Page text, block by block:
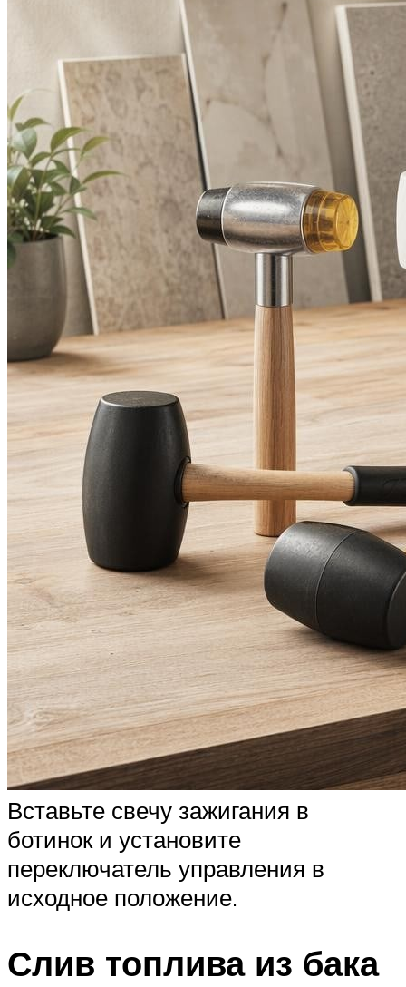
Вставьте свечу зажигания в
ботинок и установите
переключатель управления в
исходное положение.
Слив топлива из бака